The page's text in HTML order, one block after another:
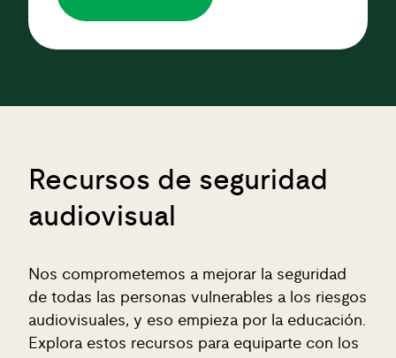
Recursos de seguridad
audiovisual
Nos comprometemos a mejorar la seguridad
de todas las personas vulnerables a los riesgos
audiovisuales, y eso empieza por la educación.
Explora estos recursos para equiparte con los